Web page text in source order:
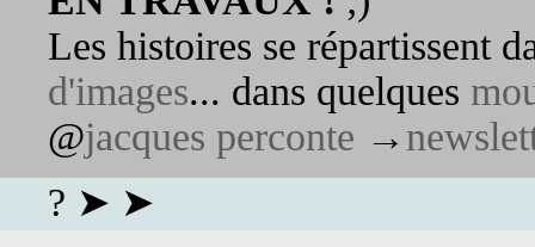
Les histoires se répartissent
d'images... dans quelques
@jacques perconte →
? ➤ ➤